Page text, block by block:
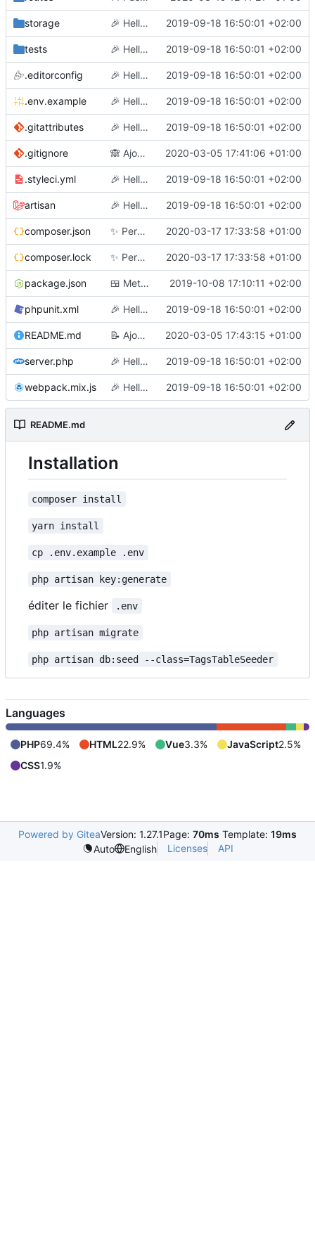
storage 🎉 Hello world 2019-09-18 16:50:01 +02:00
tests 🎉 Hello world 2019-09-18 16:50:01 +02:00
.editorconfig 🎉 Hello world 2019-09-18 16:50:01 +02:00
.env.example 🎉 Hello world 2019-09-18 16:50:01 +02:00
.gitattributes 🎉 Hello world 2019-09-18 16:50:01 +02:00
.gitignore 🙈 Ajoute un dossier généré par tabler-ui 2020-03-05 17:41:06 +01:00
.styleci.yml 🎉 Hello world 2019-09-18 16:50:01 +02:00
artisan 🎉 Hello world 2019-09-18 16:50:01 +02:00
composer.json ✨ Permet la mise à jour du profil 2020-03-17 17:33:58 +01:00
composer.lock ✨ Permet la mise à jour du profil 2020-03-17 17:33:58 +01:00
package.json 🍱 Met à jour le js pour l'encryption de bout en bout 2019-10-08 17:10:11 +02:00
phpunit.xml 🎉 Hello world 2019-09-18 16:50:01 +02:00
README.md 📝 Ajoute une instruction à l'installation 2020-03-05 17:43:15 +01:00
server.php 🎉 Hello world 2019-09-18 16:50:01 +02:00
webpack.mix.js 🎉 Hello world 2019-09-18 16:50:01 +02:00
README.md
Installation
composer install
yarn install
cp .env.example .env
php artisan key:generate
éditer le fichier .env
php artisan migrate
php artisan db:seed --class=TagsTableSeeder
Languages
PHP69.4% HTML22.9% Vue3.3% JavaScript2.5%
CSS1.9%
Powered by GiteaVersion: 1.27.1Page: 70ms Template: 19ms
Auto
English Licenses API